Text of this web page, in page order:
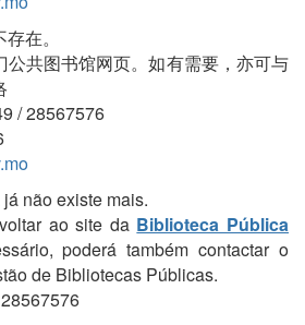
在。
公共图书馆网页。如有需要，亦可与
/ 28567576
não existe mais.
ao site da Biblioteca Pública
poderá também contactar o
de Bibliotecas Públicas.